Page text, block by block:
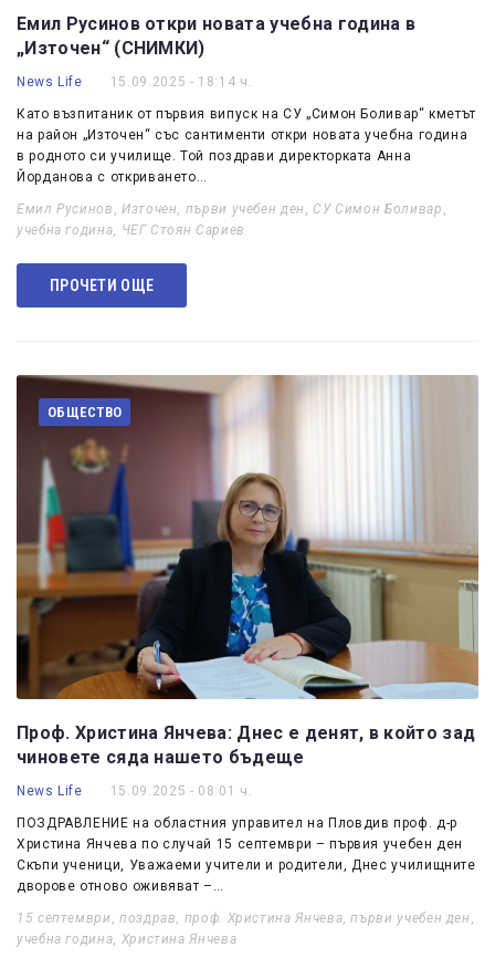
Емил Русинов откри новата учебна година в
„Източен“ (СНИМКИ)
News Life 15.09.2025 - 18:14 ч.
Като възпитаник от първия випуск на СУ „Симон Боливар“ кметът
на район „Източен“ със сантименти откри новата учебна година
в родното си училище. Той поздрави директорката Анна
Йорданова с откриването…
Емил Русинов , Източен, първи учебен ден , СУ Симон Боливар ,
учебна година, ЧЕГ Стоян Сариев
ПРОЧЕТИ ОЩЕ
ОБЩЕСТВО
Проф. Христина Янчева: Днес е денят, в който зад
чиновете сяда нашето бъдеще
News Life 15.09.2025 - 08:01 ч.
ПОЗДРАВЛЕНИЕ на областния управител на Пловдив проф. д-р
Христина Янчева по случай 15 септември – първия учебен ден
Скъпи ученици, Уважаеми учители и родители, Днес училищните
дворове отново оживяват –…
15 септември , поздрав, проф. Христина Янчева,първи учебен ден ,
учебна година, Христина Янчева